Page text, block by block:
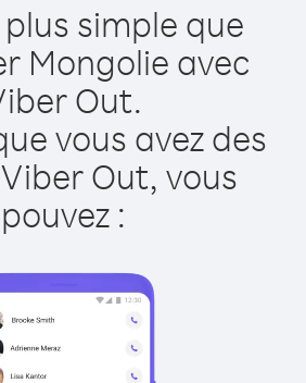
simple que
Mongolie avec
Out.
vous avez des
Out, vous
pouvez :